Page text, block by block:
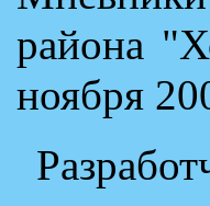
района
ноября